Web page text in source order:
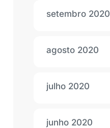
setembro 2020
agosto 2020
julho 2020
junho 2020